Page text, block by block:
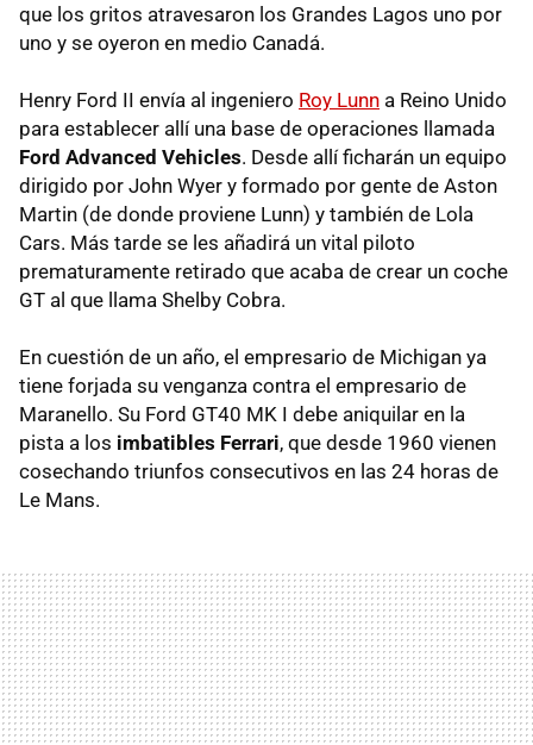
que los gritos atravesaron los Grandes Lagos uno por
uno y se oyeron en medio Canadá.
Henry Ford II envía al ingeniero Roy Lunn a Reino Unido
para establecer allí una base de operaciones llamada
Ford Advanced Vehicles. Desde allí ficharán un equipo
dirigido por John Wyer y formado por gente de Aston
Martin (de donde proviene Lunn) y también de Lola
Cars. Más tarde se les añadirá un vital piloto
prematuramente retirado que acaba de crear un coche
GT al que llama Shelby Cobra.
En cuestión de un año, el empresario de Michigan ya
tiene forjada su venganza contra el empresario de
Maranello. Su Ford GT40 MK I debe aniquilar en la
pista a los imbatibles Ferrari, que desde 1960 vienen
cosechando triunfos consecutivos en las 24 horas de
Le Mans.